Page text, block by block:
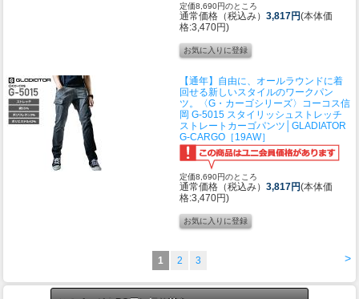
定価8,690円のところ
通常価格（税込み） 3,817円(本体価
格:3,470円)
【通年】自由に、オールラウンドに着
回せる新しいスタイルのワークパン
ツ。〈G・カーゴシリーズ〉
コーコス信
岡 G-5015 スタイリッシュストレッチ
ストレートカーゴパンツ│GLADIATOR
G-CARGO［19AW］
定価8,690円のところ
通常価格（税込み） 3,817円(本体価
格:3,470円)
>
1 2 3